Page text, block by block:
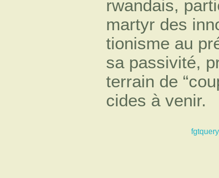
rwandais,
martyr des
tionisme au
sa passivité,
terrain de
cides à venir.